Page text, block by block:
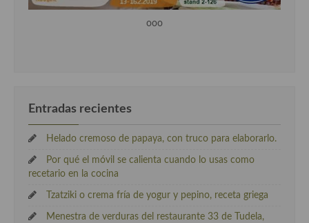
ooo
Entradas recientes
Helado cremoso de papaya, con truco para elaborarlo.
Por qué el móvil se calienta cuando lo usas como
recetario en la cocina
Tzatziki o crema fría de yogur y pepino, receta griega
Menestra de verduras del restaurante 33 de Tudela,